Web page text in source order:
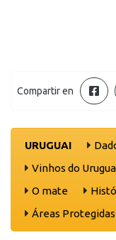
Compartir en
URUGUAI
Vinhos do
O mate
Áreas Protegidas